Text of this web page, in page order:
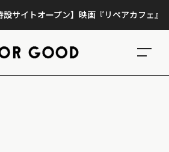
トオープン】映画『リペアカフェ』、上映